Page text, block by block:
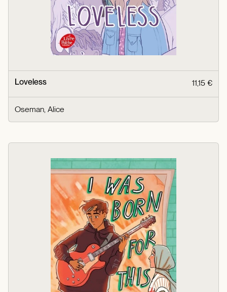
Loveless 11,15 €
Oseman, Alice